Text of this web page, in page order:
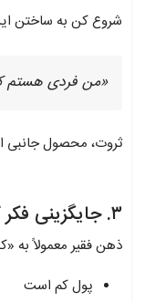
شروع کن به ساختن
«من فردی هستم
ثروت، محصول
۳. جایگزینی فکر کمبود با فکر جریان
ذهن فقیر معمولاً به
پول کم است